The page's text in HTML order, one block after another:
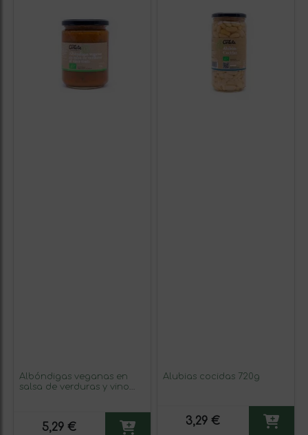
Albóndigas veganas en
salsa de verduras y vino
5,29 €
Alubias cocidas 720g
3,29 €